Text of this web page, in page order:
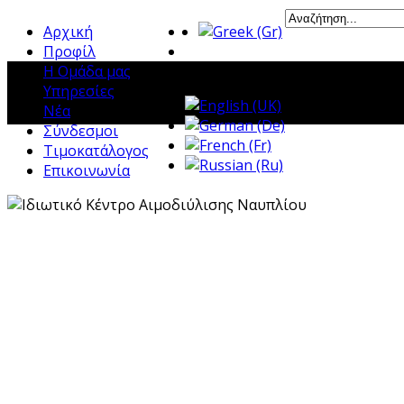
Αρχική
Προφίλ
Η Ομάδα μας
Υπηρεσίες
Νέα
Σύνδεσμοι
Τιμοκατάλογος
Επικοινωνία